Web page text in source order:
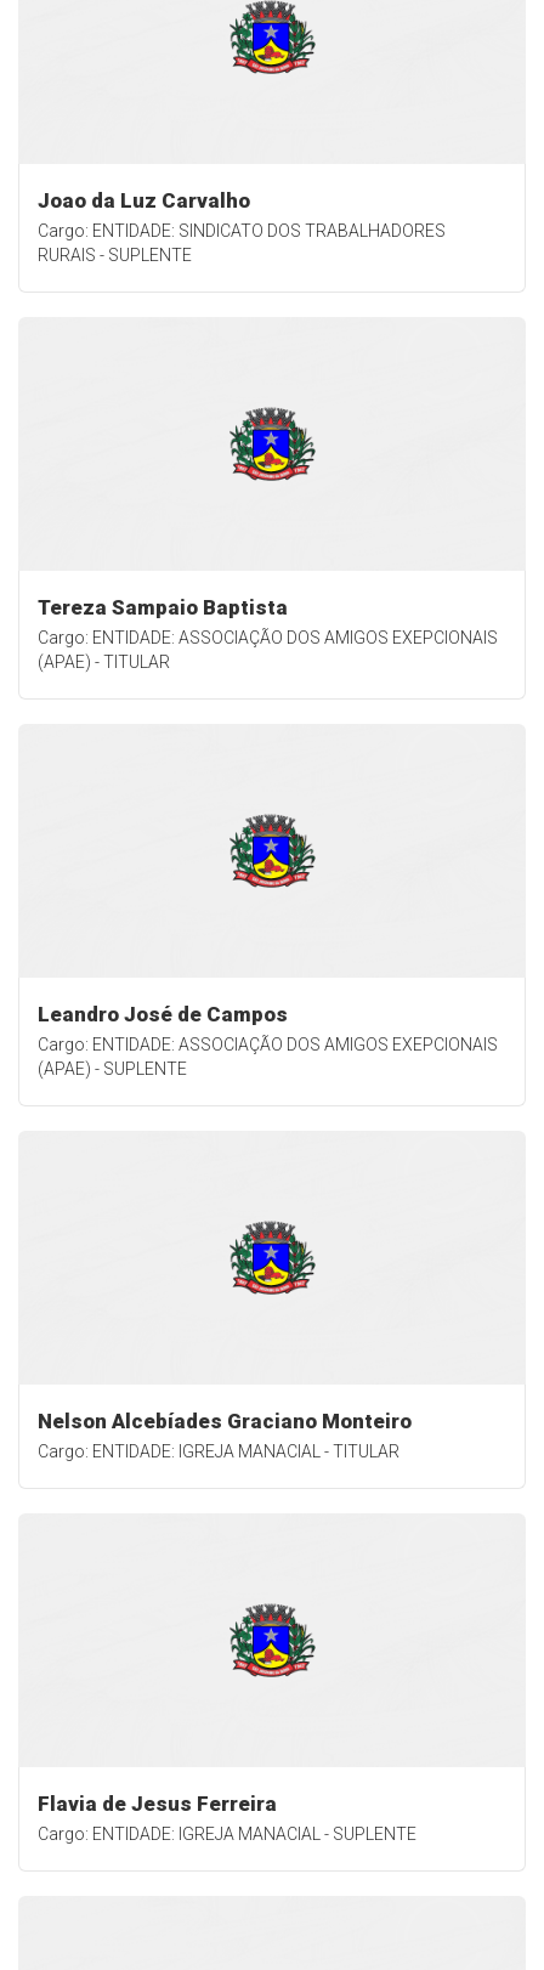
Joao da Luz Carvalho
Cargo: ENTIDADE: SINDICATO DOS TRABALHADORES
RURAIS - SUPLENTE
Tereza Sampaio Baptista
Cargo: ENTIDADE: ASSOCIAÇÃO DOS AMIGOS EXEPCIONAIS
(APAE) - TITULAR
Leandro José de Campos
Cargo: ENTIDADE: ASSOCIAÇÃO DOS AMIGOS EXEPCIONAIS
(APAE) - SUPLENTE
Nelson Alcebíades Graciano Monteiro
Cargo: ENTIDADE: IGREJA MANACIAL - TITULAR
Flavia de Jesus Ferreira
Cargo: ENTIDADE: IGREJA MANACIAL - SUPLENTE